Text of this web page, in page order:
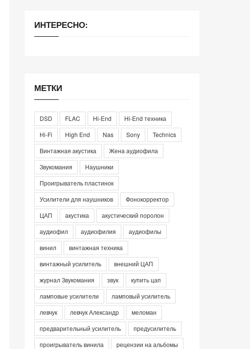
ИНТЕРЕСНО:
МЕТКИ
DSD FLAC Hi-End
Hi-End техника
Hi-Fi
High End Nas Sony
Technics
Винтажная акустика
Жена аудиофила
Звукомания
Наушники
Проигрыватель пластинок
Усилители для наушников
Фонокорректор
ЦАП
акустика
акустический поролон
аудиофил
аудиофилия
аудиофилы
винил
винтажная техника
винтажный усилитель
внешний ЦАП
журнал Звукомания
звук
купить цап
ламповые усилители
ламповый усилитель
левчук
левчук Александр
меломан
предварительный усилитель
предусилитель
проигрыватель винила
рецензии на альбомы